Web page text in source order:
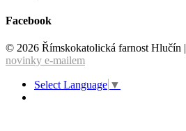
Facebook
© 2026 Římskokatolická farnost Hlučín |
novinky e-mailem
Select Language ▼